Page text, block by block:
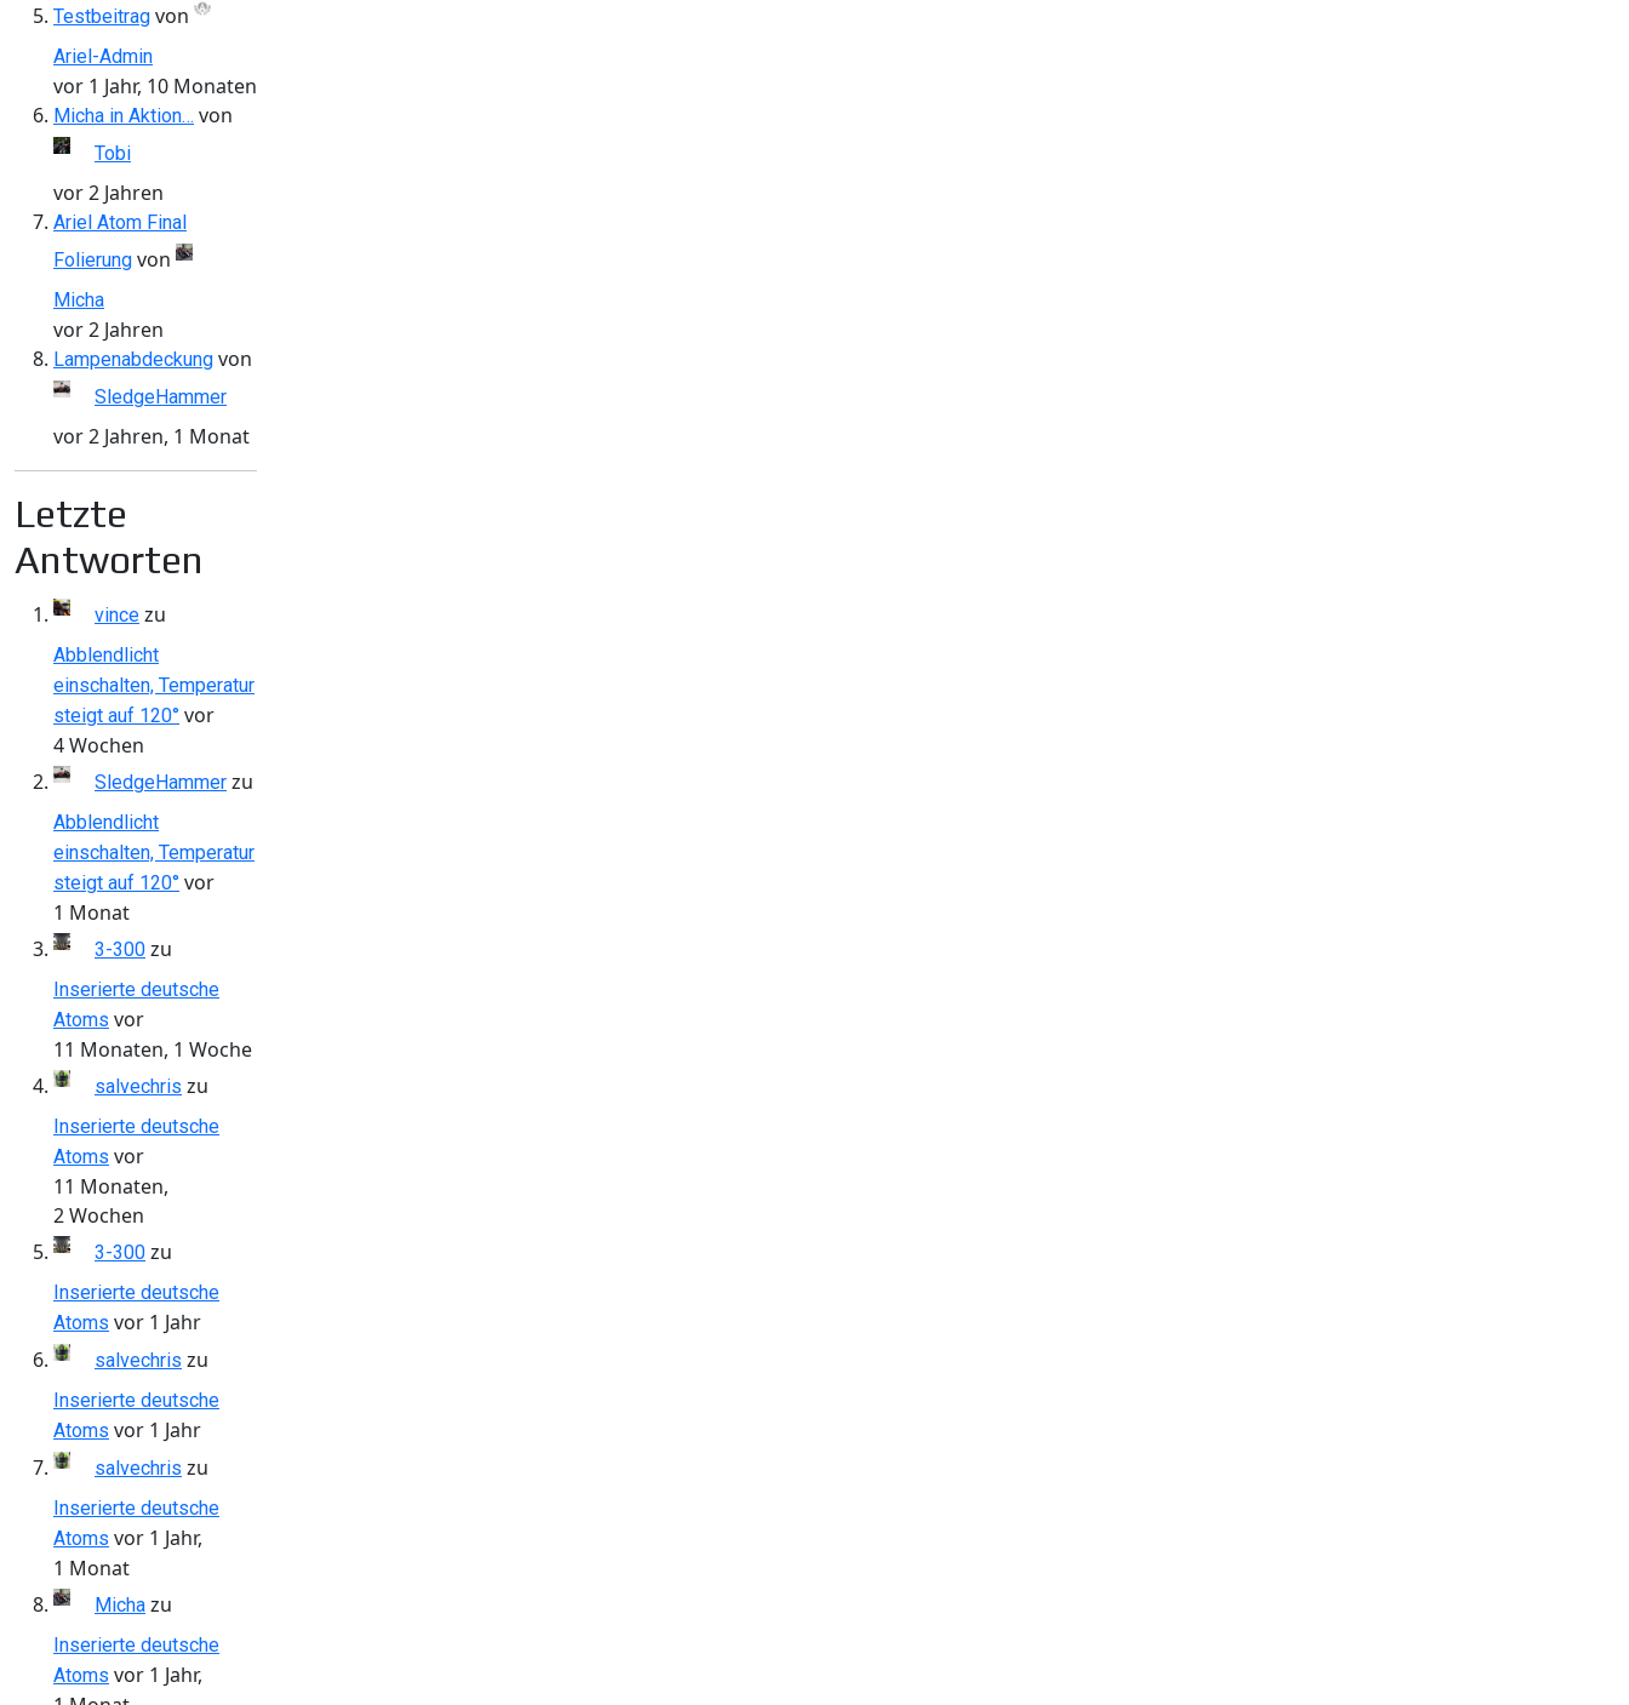
Testbeitrag von
Ariel-Admin
vor 1 Jahr, 10 Monaten
Micha in Aktion… von
Tobi
vor 2 Jahren
Ariel Atom Final
Folierung von
Micha
vor 2 Jahren
Lampenabdeckung von
SledgeHammer
vor 2 Jahren, 1 Monat
Letzte
Antworten
vince zu
Abblendlicht
einschalten, Temperatur
steigt auf 120° vor
4 Wochen
SledgeHammer zu
Abblendlicht
einschalten, Temperatur
steigt auf 120° vor
1 Monat
3-300 zu
Inserierte deutsche
Atoms vor
11 Monaten, 1 Woche
salvechris zu
Inserierte deutsche
Atoms vor
11 Monaten,
2 Wochen
3-300 zu
Inserierte deutsche
Atoms vor 1 Jahr
salvechris zu
Inserierte deutsche
Atoms vor 1 Jahr
salvechris zu
Inserierte deutsche
Atoms vor 1 Jahr,
1 Monat
Micha zu
Inserierte deutsche
Atoms vor 1 Jahr,